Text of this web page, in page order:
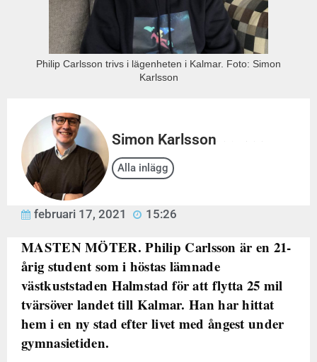
Philip Carlsson trivs i lägenheten i Kalmar. Foto: Simon
Karlsson
Simon Karlsson
Alla inlägg
februari 17, 2021 15:26
MASTEN MÖTER. Philip Carlsson är en 21-
årig student som i höstas lämnade
västkuststaden Halmstad för att flytta 25 mil
tvärsöver landet till Kalmar. Han har hittat
hem i en ny stad efter livet med ångest under
gymnasietiden.